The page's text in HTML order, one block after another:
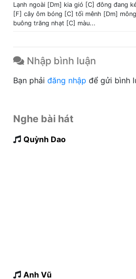
Lạnh ngoài [Dm] kia gió [C] đông đang
[F] cây ôm bóng [C] tối mênh [Dm]
buông trăng nhạt [C] màu...
Nhập bình luận
Bạn phải đăng nhập để gửi bình
Nghe bài hát
Quỳnh Dao
Anh Vũ